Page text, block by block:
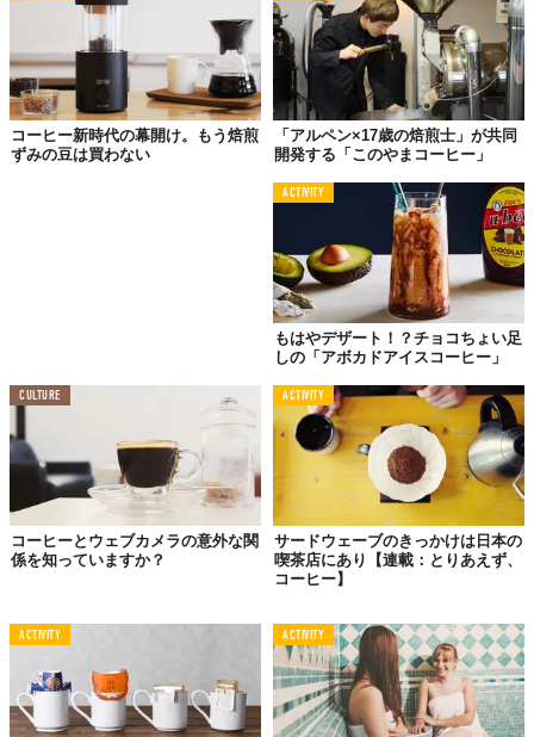
おいしいです。本当に。優しくて、ほろっと苦くて、ミルクの甘
さととってもマッチしています。暑いのでアイスコーヒーがスッ
キリしていいかなと思いきや、甘いミルクがおいしかったんで
す。グッドチョイスでした。
でもあれ、ちょっと待って…。
た。暑くて湿度ムンムンの日は、ミルクや甘い飲み物だと口の中
がモワッとなる気がして、あまり飲む気になりませんでした。
「暑い気候と甘さ、意外に合うかも？」と急にハッとし
というわけで、次はシンガポールのそこら中にある「コピ」へ行
ってみました。スタンダードがすでに甘いコーヒーです。そこか
らさらにカスタマイズする独特のスタイル。初めて行くと、注文
の仕方にドギマギしてしまいます。
「OとC」って？
コーヒー新時代の幕開け。もう焙煎
ずみの豆は買わない
「アルペン×17歳の焙煎士」が共同
開発する「このやまコーヒー」
ACTIVITY
もはやデザート！？チョコちょい足
しの「アボカドアイスコーヒー」
CULTURE
コーヒーとウェブカメラの意外な関
係を知っていますか？
ACTIVITY
サードウェーブのきっかけは日本の
喫茶店にあり【連載：とりあえず、
コーヒー】
ACTIVITY ACTIVITY